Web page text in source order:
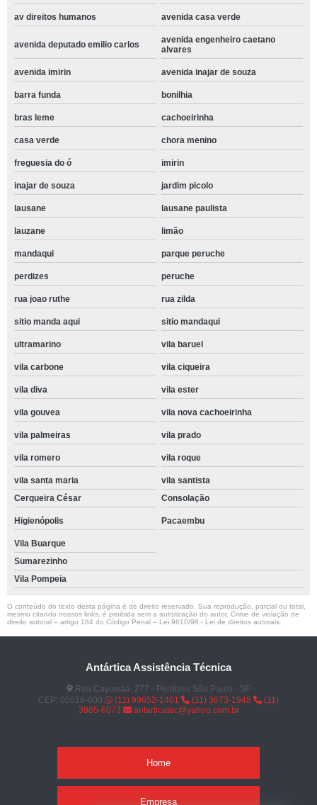
av direitos humanos avenida casa verde
avenida deputado emilio carlos
avenida engenheiro caetano
alvares
avenida imirin avenida inajar de souza
barra funda bonilhia
bras leme cachoeirinha
casa verde chora menino
freguesia do ó imirin
inajar de souza jardim picolo
lausane lausane paulista
lauzane limão
mandaqui parque peruche
perdizes peruche
rua joao ruthe rua zilda
sitio manda aqui sitio mandaqui
ultramarino vila baruel
vila carbone vila ciqueira
vila diva vila ester
vila gouvea vila nova cachoeirinha
vila palmeiras vila prado
vila romero vila roque
vila santa maria
vila santista
Cerqueira César
Consolação
Higienópolis Pacaembu
Vila Buarque
Sumarezinho
Vila Pompeia
O conteúdo do texto desta página é de direito reservado. Sua reprodução, parcial ou total,
mesmo citando nossos links, é proibida sem a autorização do autor. Crime de violação de
direito autoral – artigo 184 do Código Penal – Lei 9610/98 - Lei de direitos autorais
Antártica Assistência Técnica
Rua Cayowaá, 277 - Perdizes São Paulo - SP
CEP: 05018-000
(11) 99652-1401 (11) 3673-1948
(11)
3865-6073
antarticatec@yahoo.com.br
Home
Empresa